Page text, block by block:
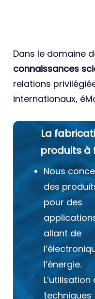
Dans le domaine
connaissances
relations
internationaux,
La
produits à
Nous
des
pour des
allant de
l’énergie.
L’utilisation
techniques